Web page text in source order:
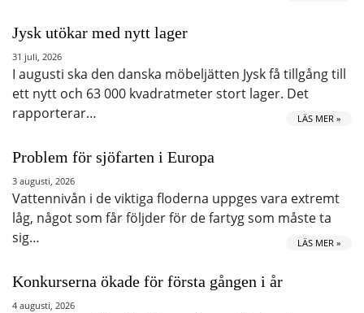
Jysk utökar med nytt lager
31 juli, 2026
I augusti ska den danska möbeljätten Jysk få tillgång till
ett nytt och 63 000 kvadratmeter stort lager. Det
rapporterar…
LÄS MER »
Problem för sjöfarten i Europa
3 augusti, 2026
Vattennivån i de viktiga floderna uppges vara extremt
låg, något som får följder för de fartyg som måste ta
sig…
LÄS MER »
Konkurserna ökade för första gången i år
4 augusti, 2026